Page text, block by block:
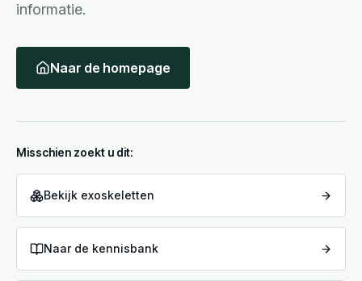
informatie.
Naar de homepage
Misschien zoekt u dit:
Bekijk exoskeletten
Naar de kennisbank